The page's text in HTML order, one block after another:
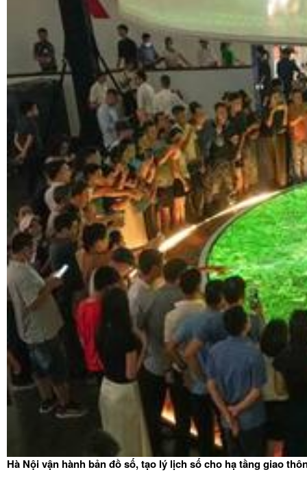
Hà Nội vận hành bản đồ số, tạo lý lịch số cho hạ tầng giao